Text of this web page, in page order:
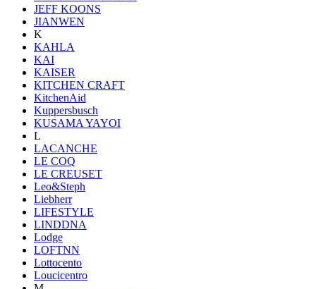
JEFF KOONS
JIANWEN
K
KAHLA
KAI
KAISER
KITCHEN CRAFT
KitchenAid
Kuppersbusch
KUSAMA YAYOI
L
LACANCHE
LE COQ
LE CREUSET
Leo&Steph
Liebherr
LIFESTYLE
LINDDNA
Lodge
LOFTNN
Lottocento
Loucicentro